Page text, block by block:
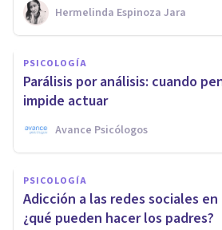
Hermelinda Espinoza Jara
PSICOLOGÍA
Parálisis por análisis: cuando
impide actuar
Avance Psicólogos
PSICOLOGÍA
Adicción a las redes sociales
¿qué pueden hacer los padres?